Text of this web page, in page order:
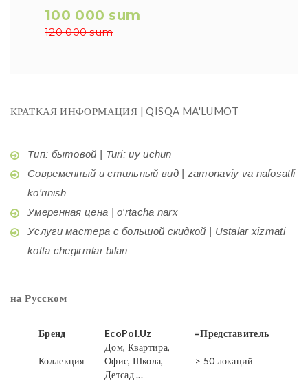
100 000 sum
120 000 sum
КРАТКАЯ ИНФОРМАЦИЯ | QISQA MA'LUMOT
Тип: бытовой | Turi: uy uchun
Современный и стильный вид | zamonaviy va nafosatli
ko'rinish
Умеренная цена | o'rtacha narx
Услуги мастера с большой скидкой | Ustalar xizmati
kotta chegirmlar bilan
на Русском
Бренд EcoPol.Uz =Представитель
Коллекция
Дом, Квартира,
Офис, Школа,
Детсад ...
> 50 локаций